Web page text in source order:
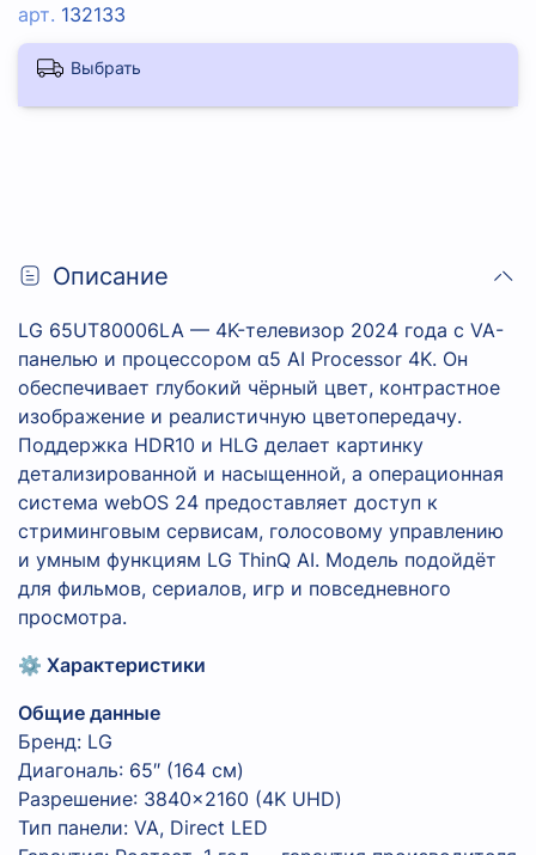
арт. 132133
Выбрать
Описание
LG 65UT80006LA — 4K-телевизор 2024 года с VA-
панелью и процессором α5 AI Processor 4K. Он
обеспечивает глубокий чёрный цвет, контрастное
изображение и реалистичную цветопередачу.
Поддержка HDR10 и HLG делает картинку
детализированной и насыщенной, а операционная
система webOS 24 предоставляет доступ к
стриминговым сервисам, голосовому управлению
и умным функциям LG ThinQ AI. Модель подойдёт
для фильмов, сериалов, игр и повседневного
просмотра.
⚙️ Характеристики
Общие данные
Бренд: LG
Диагональ: 65″ (164 см)
Разрешение: 3840×2160 (4K UHD)
Тип панели: VA, Direct LED